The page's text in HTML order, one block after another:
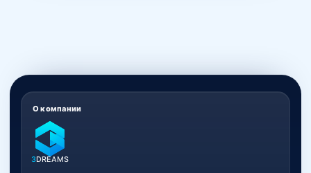
О компании
3DREAMS